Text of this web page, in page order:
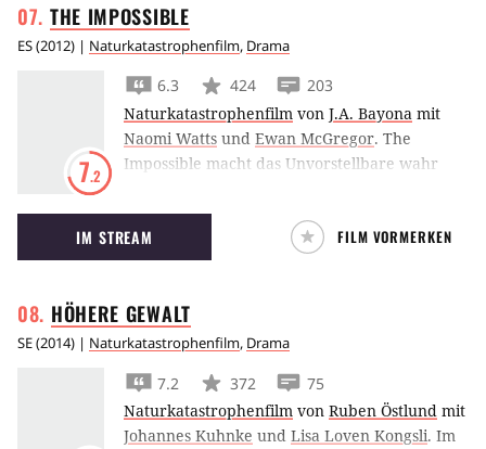
THE IMPOSSIBLE
ES(2012) | Naturkatastrophenfilm, Drama
7.2
6.3 424
203
Naturkatastrophenfilm von J.A. Bayona mit
Naomi Watts und Ewan McGregor. The
Impossible macht das Unvorstellbare wahr
mitten in die Tsunami-Katastrophe in Thailand
2004 und zeigt uns anhand des Schicksals der
Familie die Folgen des Unglücks gigantischen
IM STREAM FILM VORMERKEN
HÖHERE GEWALT
SE(2014) | Naturkatastrophenfilm, Drama
7.2 372
75
Naturkatastrophenfilm von Ruben Östlund mit
Johannes Kuhnke und Lisa Loven Kongsli. Im